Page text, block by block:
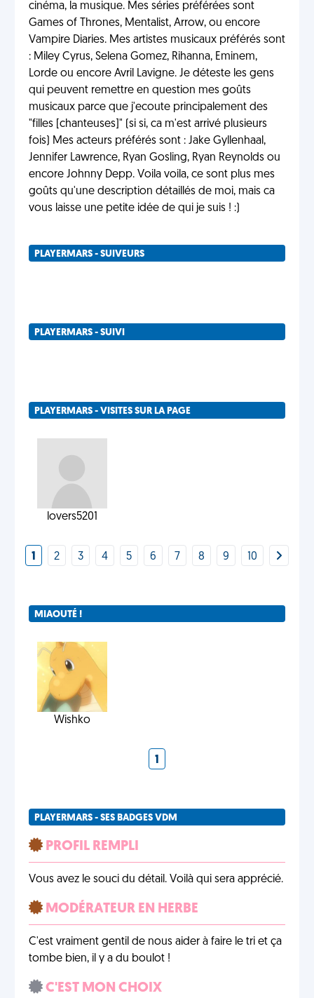
cinéma, la musique. Mes séries préférées sont
Games of Thrones, Mentalist, Arrow, ou encore
Vampire Diaries. Mes artistes musicaux préférés sont
: Miley Cyrus, Selena Gomez, Rihanna, Eminem,
Lorde ou encore Avril Lavigne. Je déteste les gens
qui peuvent remettre en question mes goûts
musicaux parce que j'ecoute principalement des
"filles [chanteuses]" (si si, ca m'est arrivé plusieurs
fois) Mes acteurs préférés sont : Jake Gyllenhaal,
Jennifer Lawrence, Ryan Gosling, Ryan Reynolds ou
encore Johnny Depp. Voila voila, ce sont plus mes
goûts qu'une description détaillés de moi, mais ca
vous laisse une petite idée de qui je suis ! :)
PLAYERMARS - SUIVEURS
PLAYERMARS - SUIVI
PLAYERMARS - VISITES SUR LA PAGE
lovers5201
1 2 3 4 5 6 7 8 9 10
MIAOUTÉ !
Wishko
1
PLAYERMARS - SES BADGES VDM
PROFIL REMPLI
Vous avez le souci du détail. Voilà qui sera apprécié.
MODÉRATEUR EN HERBE
C'est vraiment gentil de nous aider à faire le tri et ça
tombe bien, il y a du boulot !
C'EST MON CHOIX